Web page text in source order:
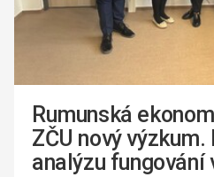
Rumunská
ZČU nový výzkum.
analýzu fungování